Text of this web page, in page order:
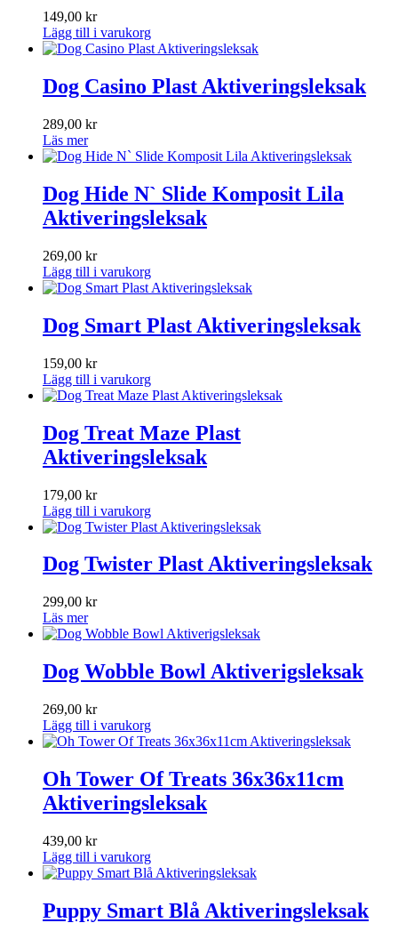
149,00 kr
Lägg till i varukorg
Dog Casino Plast Aktiveringsleksak
289,00 kr
Läs mer
Dog Hide N` Slide Komposit Lila
Aktiveringsleksak
269,00 kr
Lägg till i varukorg
Dog Smart Plast Aktiveringsleksak
159,00 kr
Lägg till i varukorg
Dog Treat Maze Plast
Aktiveringsleksak
179,00 kr
Lägg till i varukorg
Dog Twister Plast Aktiveringsleksak
299,00 kr
Läs mer
Dog Wobble Bowl Aktiverigsleksak
269,00 kr
Lägg till i varukorg
Oh Tower Of Treats 36x36x11cm
Aktiveringsleksak
439,00 kr
Lägg till i varukorg
Puppy Smart Blå Aktiveringsleksak